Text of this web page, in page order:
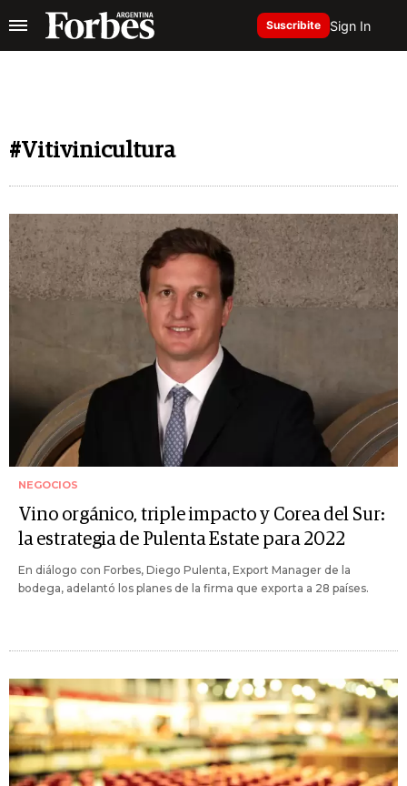
Suscribite Sign In
#Vitivinicultura
NEGOCIOS
Vino orgánico, triple impacto y Corea del Sur:
la estrategia de Pulenta Estate para 2022
En diálogo con Forbes, Diego Pulenta, Export Manager de la
bodega, adelantó los planes de la firma que exporta a 28 países.